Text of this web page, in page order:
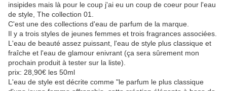
insipides mais là pour le coup j'ai eu un coup de coeur pour l'eau
de style, The collection 01.
C'est une des collections d'eau de parfum de la marque.
Il y a trois styles de jeunes femmes et trois fragrances associées.
L'eau de beauté assez puissant, l'eau de style plus classique et
fraîche et l'eau de glamour enivrant (ça sera sûrement mon
prochain produit à tester sur la liste).
prix: 28,90€ les 50ml
L'eau de style est décrite comme "le parfum le plus classique